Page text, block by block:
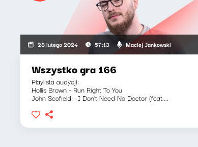
28 lutego 2024 57:13 Maciej Jankowski
Wszystko gra 166
Playlista audycji:
Hollis Brown - Run Right To You
John Scofield - I Don't Need No Doctor (feat....